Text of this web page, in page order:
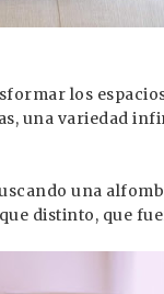
los
una variedad
una
distinto, que